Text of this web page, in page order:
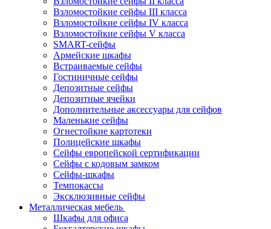
Взломостойкие сейфы III класса
Взломостойкие сейфы IV класса
Взломостойкие сейфы V класса
SMART-сейфы
Армейские шкафы
Встраиваемые сейфы
Гостиничные сейфы
Депозитные сейфы
Депозитные ячейки
Дополнительные аксессуары для сейфов
Маленькие сейфы
Огнестойкие картотеки
Полицейские шкафы
Сейфы европейской сертификации
Сейфы с кодовым замком
Сейфы-шкафы
Темпокассы
Эксклюзивные сейфы
Металлическая мебель
Шкафы для офиса